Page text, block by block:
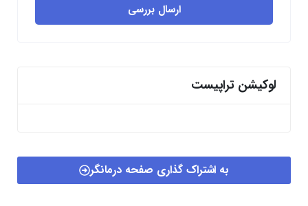
ارسال بررسی
لوکیشن تراپیست
به اشتراک گذاری صفحه درمانگر